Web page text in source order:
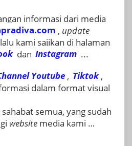
informasi dari media
, update
kami sajikan di halaman
dan Instagram ...
Youtube , Tiktok ,
dalam format visual
semua, yang sudah
website media kami …